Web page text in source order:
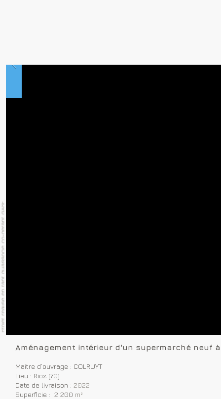
Aménagement intérieur d'un supermarché neuf à
Maitre d’ouvrage : COLRUYT
Lieu : Rioz (70)
Date de livraison : 2022
Superficie : 2 200 m²